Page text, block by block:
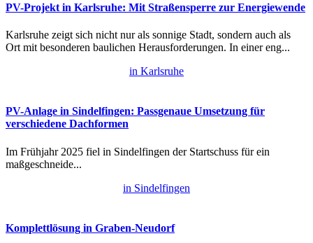
PV-Projekt in Karlsruhe: Mit Straßensperre zur Energiewende
Karlsruhe zeigt sich nicht nur als sonnige Stadt, sondern auch als
Ort mit besonderen baulichen Herausforderungen. In einer eng...
in Karlsruhe
PV-Anlage in Sindelfingen: Passgenaue Umsetzung für
verschiedene Dachformen
Im Frühjahr 2025 fiel in Sindelfingen der Startschuss für ein
maßgeschneide...
in Sindelfingen
Komplettlösung in Graben-Neudorf